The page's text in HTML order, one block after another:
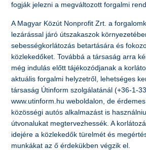
fogják jelezni a megváltozott forgalmi
A Magyar Közút Nonprofit Zrt. a
lezárással járó útszakaszok
sebességkorlátozás betartására és
közlekedőket. Továbbá a társaság arra
még indulás előtt tájékozódjanak a
aktuális forgalmi helyzetről, lehetséges
társaság Útinform szolgálatánál (+36-1-
www.utinform.hu weboldalon, de érdemes
közösségi autós alkalmazást is
útvonalukat megtervezhessék. A
idejére a közlekedők türelmét és
munkákat az ő érdekükben végzik el.